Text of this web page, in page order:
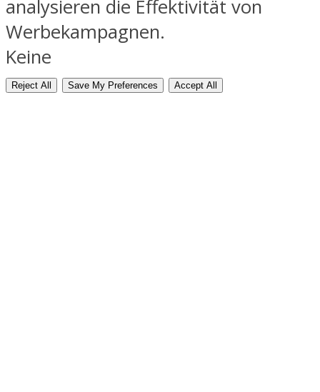
analysieren die Effektivität von
Werbekampagnen.
Keine
Reject All Save My Preferences Accept All